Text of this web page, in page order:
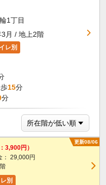
1丁目
月 / 地上2階
レ別
15分
分
更新08/06
3,900円）
： 29,000円
別